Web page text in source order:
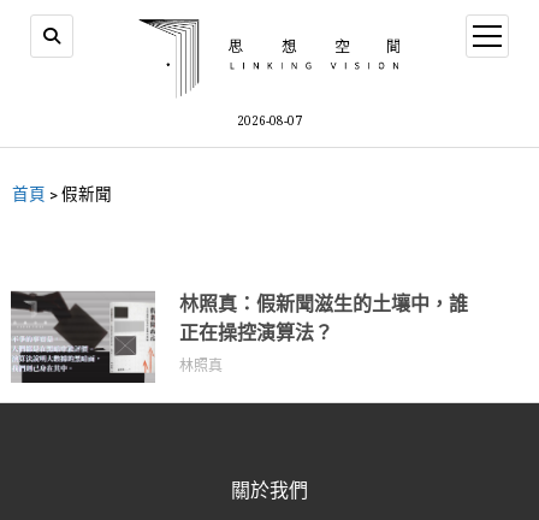
2026-08-07
首頁 >假新聞
林照真：假新聞滋生的土壤中，誰
正在操控演算法？
林照真
關於我們